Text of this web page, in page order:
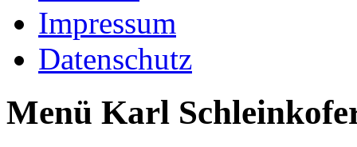
Impressum
Datenschutz
Menü Karl